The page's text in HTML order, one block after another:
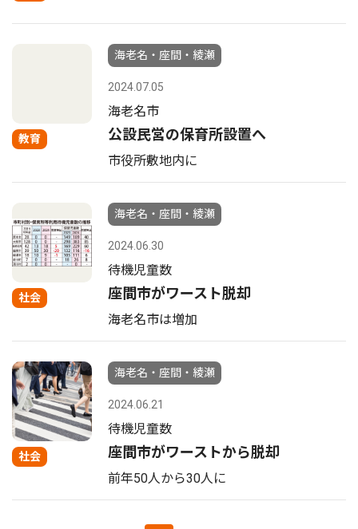
教育
海老名・座間・綾瀬
2024.07.05
海老名市
公設民営の保育所設置へ
市役所敷地内に
社会
海老名・座間・綾瀬
2024.06.30
待機児童数
座間市がワースト脱却
海老名市は増加
社会
海老名・座間・綾瀬
2024.06.21
待機児童数
座間市がワーストから脱却
前年50人から30人に